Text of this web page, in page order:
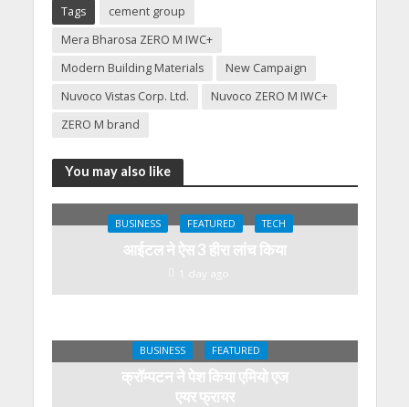
Tags
cement group
Mera Bharosa ZERO M IWC+
Modern Building Materials
New Campaign
Nuvoco Vistas Corp. Ltd.
Nuvoco ZERO M IWC+
ZERO M brand
You may also like
BUSINESS FEATURED TECH
आईटल ने ऐस 3 हीरा लांच किया
1 day ago
BUSINESS FEATURED
क्रॉम्पटन ने पेश किया एमियो एज
एयर फ्रायर